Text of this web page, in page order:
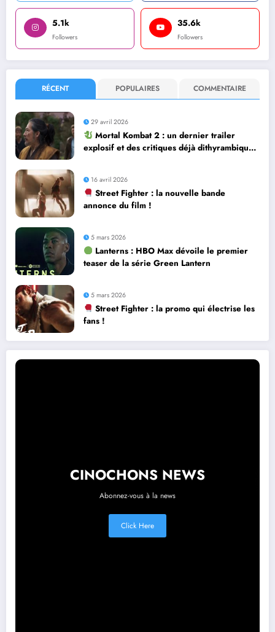
5.1k
Followers
35.6k
Followers
RÉCENT POPULAIRES COMMENTAIRE
29 avril 2026
Mortal Kombat 2 : un dernier trailer
explosif et des critiques déjà dithyrambiques
16 avril 2026
Street Fighter : la nouvelle bande
annonce du film !
5 mars 2026
Lanterns : HBO Max dévoile le premier
teaser de la série Green Lantern
5 mars 2026
Street Fighter : la promo qui électrise les
fans !
CINOCHONS NEWS
Abonnez-vous à la news
Click Here